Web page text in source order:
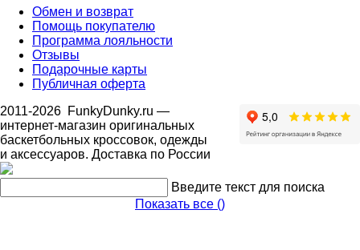
Обмен и возврат
Помощь покупателю
Программа лояльности
Отзывы
Подарочные карты
Публичная оферта
2011-2026 FunkyDunky.ru —
интернет-магазин оригинальных
баскетбольных кроссовок, одежды
и аксессуаров. Доставка по России
Введите текст для поиска
Показать все ()